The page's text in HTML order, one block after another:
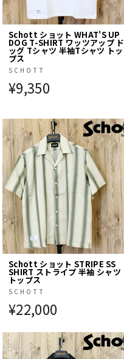
Schott ショット WHAT'S UP
DOG T-SHIRT ワッツアップ ド
ッグ Tシャツ 半袖Tシャツ トッ
プス
SCHOTT
¥9,350
Schott ショット STRIPE SS
SHIRT ストライプ 半袖 シャツ
トップス
SCHOTT
¥22,000